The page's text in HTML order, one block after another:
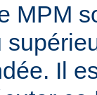
MPM
Il